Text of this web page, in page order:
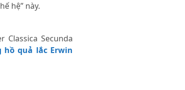
hệ” này.
Secunda
hồ quả lắc Erwin